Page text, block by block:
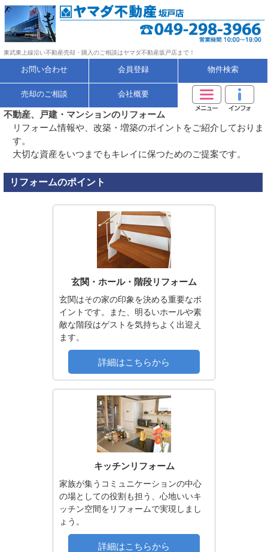
東武東上線沿い不動産売却・購入のご相談はヤマダ不動産坂戸店まで！
お問い合わせ 会員登録 物件検索
売却のご相談 会社概要
不動産、戸建・マンションのリフォーム
リフォーム情報や、改築・増築のポイントをご紹介しておりま
す。
大切な資産をいつまでもキレイに保つためのご提案です。
リフォームのポイント
玄関・ホール・階段リフォーム
玄関はその家の印象を決める重要なポ
イントです。また、明るいホールや素
敵な階段はゲストを気持ちよく出迎え
ます。
詳細はこちらから
キッチンリフォーム
家族が集うコミュニケーションの中心
の場としての役割も担う、心地いいキ
ッチン空間をリフォームで実現しまし
ょう。
詳細はこちらから